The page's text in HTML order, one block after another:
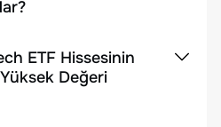
ETF Hissesinin
Değeri